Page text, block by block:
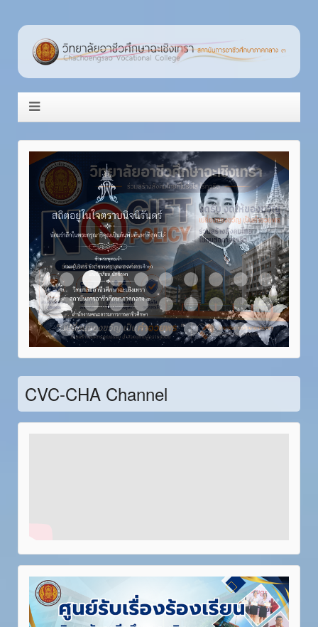
Item 1Item 2Item 3Item 4Item 5Item 6 Item 7Item 8Item 9Item 10
Item 11Item 12Item 13Item 14Item 15Item 16Item 17Item 18Item 19Item 20
Item 21Item 22Item 23Item 24Item 25Item 26Item 27Item 28
CVC-CHA Channel